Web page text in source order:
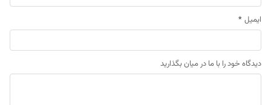
ایمیل *
دیدگاه خود را با ما در میان بگذارید